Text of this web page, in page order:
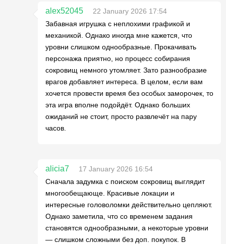
alex52045
22 January 2026 17:54
Забавная игрушка с неплохими графикой и
механикой. Однако иногда мне кажется, что
уровни слишком однообразные. Прокачивать
персонажа приятно, но процесс собирания
сокровищ немного утомляет. Зато разнообразие
врагов добавляет интереса. В целом, если вам
хочется провести время без особых заморочек, то
эта игра вполне подойдёт. Однако больших
ожиданий не стоит, просто развлечёт на пару
часов.
alicia7
17 January 2026 16:54
Сначала задумка с поиском сокровищ выглядит
многообещающе. Красивые локации и
интересные головоломки действительно цепляют.
Однако заметила, что со временем задания
становятся однообразными, а некоторые уровни
— слишком сложными без доп. покупок. В